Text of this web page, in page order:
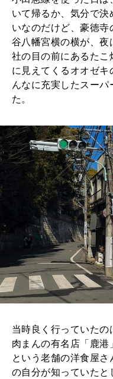
いて帰るか、気分で
いなのだけど、豪徳寺
谷八幡宮横の横が、夜
社の目の前にあるたこ
に見えてくるオオゼキ
んなに充実したスー
た。
当時良く行っていたの
肉まんの有名店「鹿港
という老舗の洋食屋
の自分が知っていた